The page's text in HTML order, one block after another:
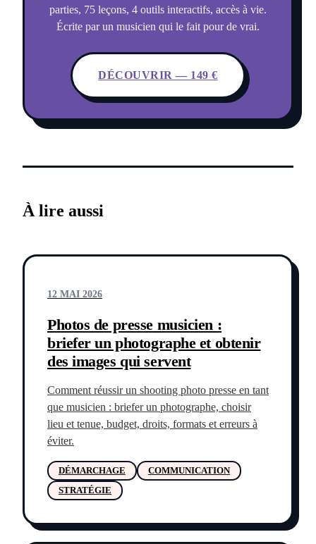
parties, 75 leçons, 4 outils interactifs, accès à vie.
Écrite par un musicien qui le fait pour de vrai.
DÉCOUVRIR — 149 €
À lire aussi
12 MAI 2026
Photos de presse musicien :
briefer un photographe et obtenir
des images qui servent
Comment réussir un shooting photo presse en tant
que musicien : briefer un photographe, choisir
lieu et tenue, budget, droits, formats et erreurs à
éviter.
DÉMARCHAGE
COMMUNICATION
STRATÉGIE